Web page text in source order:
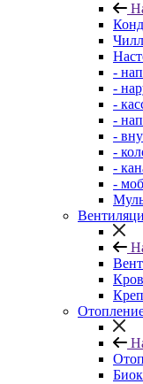
-
-
-
-
-
-
-
-